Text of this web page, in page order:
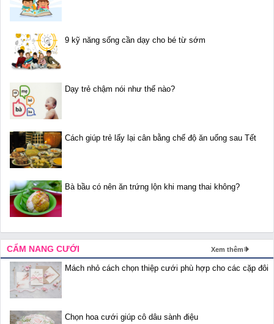
9 kỹ năng sống cần dạy cho bé từ sớm
Dạy trẻ chậm nói như thế nào?
Cách giúp trẻ lấy lại cân bằng chế độ ăn uống sau Tết
Bà bầu có nên ăn trứng lộn khi mang thai không?
CẨM NANG CƯỚI Xem thêm
Mách nhỏ cách chọn thiệp cưới phù hợp cho các cặp đôi
Chọn hoa cưới giúp cô dâu sành điệu